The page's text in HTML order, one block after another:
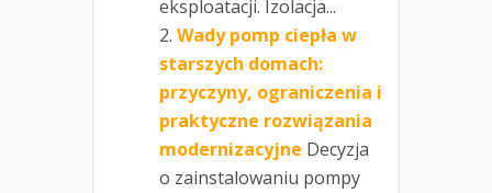
eksploatacji. Izolacja...
Wady pomp ciepła w
starszych domach:
przyczyny, ograniczenia i
praktyczne rozwiązania
modernizacyjne Decyzja
o zainstalowaniu pompy